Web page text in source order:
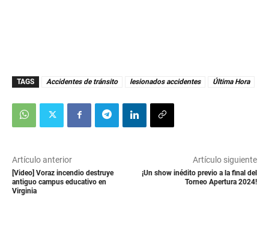
TAGS Accidentes de tránsito lesionados accidentes Última Hora
Artículo anterior
[Video] Voraz incendio destruye
antiguo campus educativo en
Virginia
Artículo siguiente
¡Un show inédito previo a la final del
Torneo Apertura 2024!